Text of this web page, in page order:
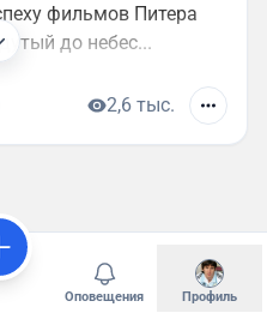
фильмов Питера
до небес...
2,6 тыс.
Оповещения Профиль